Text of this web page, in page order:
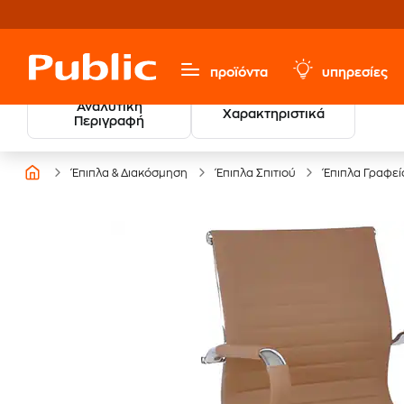
προϊόντα υπηρεσίες
Αναλυτική
Περιγραφή
Χαρακτηριστικά
Έπιπλα & Διακόσμηση Έπιπλα Σπιτιού Έπιπλα